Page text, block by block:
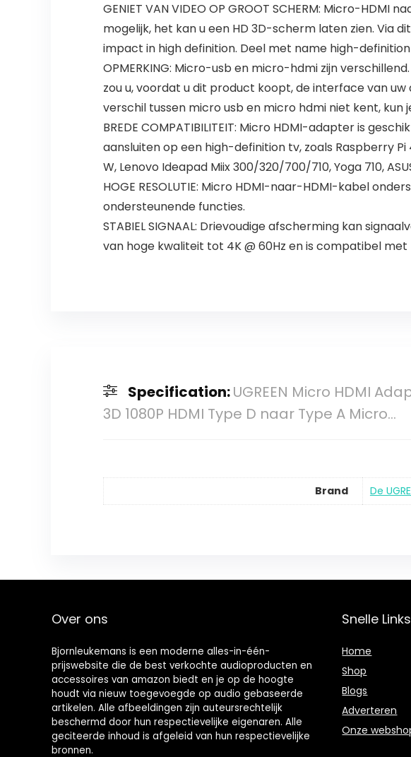
GENIET VAN VIDEO OP GROOT SCHERM: Micro-
mogelijk, het kan u een HD 3D-scherm laten zien. Via
impact in high definition. Deel met name high-
OPMERKING: Micro-usb en micro-hdmi zijn
zou u, voordat u dit product koopt, de interface van
verschil tussen micro usb en micro hdmi niet kent, kun
BREDE COMPATIBILITEIT: Micro HDMI-adapter is
aansluiten op een high-definition tv, zoals Raspberry Pi
W, Lenovo Ideapad Miix 300/320/700/710, Yoga 710,
HOGE RESOLUTIE: Micro HDMI-naar-HDMI-kabel
ondersteunende functies.
STABIEL SIGNAAL: Drievoudige afscherming kan
van hoge kwaliteit tot 4K @ 60Hz en is compatibel met
Specification:UGREEN Micro HDMI
3D 1080P HDMI Type D naar Type A Micro…
Brand De
Over ons
Bjornleukemans is een moderne alles-in-één-
prijswebsite die de best verkochte audioproducten en
accessoires van amazon biedt en je op de hoogte
houdt via nieuw toegevoegde op audio gebaseerde
artikelen. Alle afbeeldingen zijn auteursrechtelijk
beschermd door hun respectievelijke eigenaren. Alle
geciteerde inhoud is afgeleid van hun respectievelijke
bronnen.
Snelle Links
Home
Shop
Blogs
Adverteren
Onze